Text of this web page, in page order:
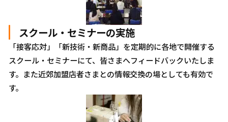
スクール・セミナーの実施
「接客応対」「新技術・新商品」を定期的に各地で開催する
スクール・セミナーにて、皆さまへフィードバックいたしま
す。また近郊加盟店者さまとの情報交換の場としても有効で
す。